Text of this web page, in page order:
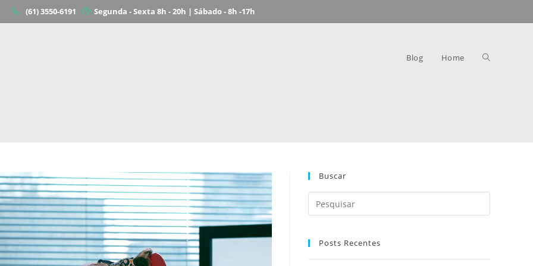
(61) 3550-6191 Segunda - Sexta 8h - 20h | Sábado - 8h -17h
Blog Home
Buscar
Posts Recentes